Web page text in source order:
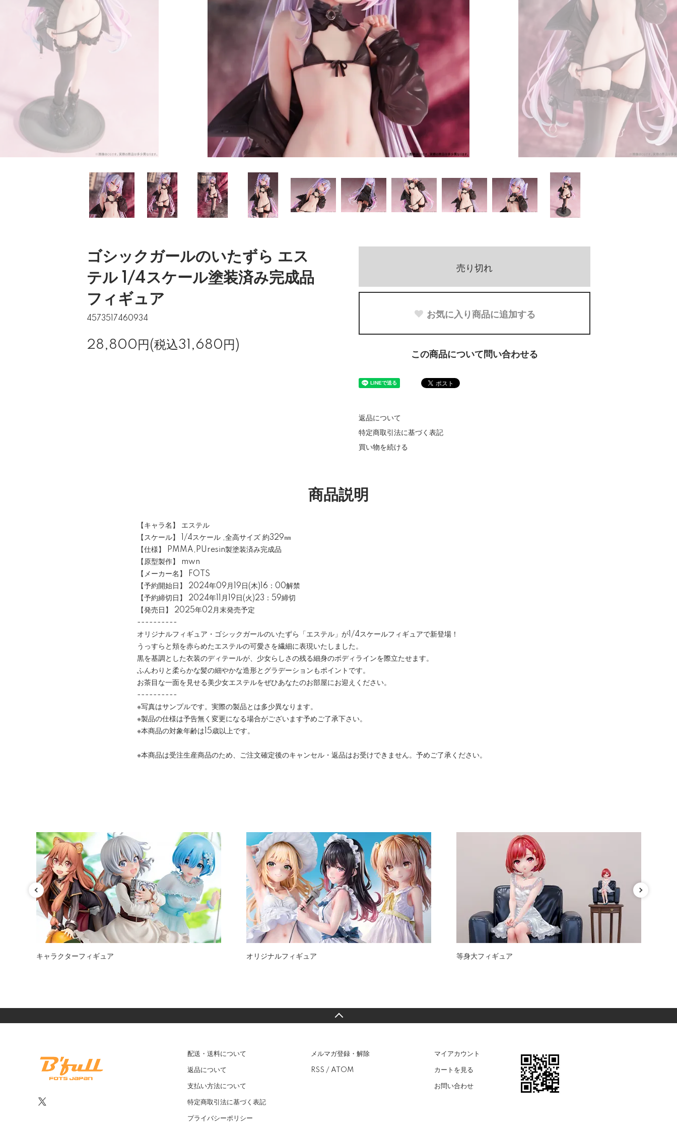
ゴシックガールのいたずら エス
テル 1/4スケール塗装済み完成品
フィギュア
4573517460934
28,800円(税込31,680円)
売り切れ
お気に入り商品に追加する
この商品について問い合わせる
返品について
特定商取引法に基づく表記
買い物を続ける
商品説明
【キャラ名】 エステル
【スケール】 1/4スケール ,全高サイズ 約329㎜
【仕様】 PMMA,PUresin製塗装済み完成品
【原型製作】 mwn
【メーカー名】 FOTS
【予約開始日】 2024年09月19日(木)16：00解禁
【予約締切日】 2024年11月19日(火)23：59締切
【発売日】 2025年02月末発売予定
----------
オリジナルフィギュア・ゴシックガールのいたずら「エステル」が1/4スケールフィギュアで新登場！
うっすらと頬を赤らめたエステルの可愛さを繊細に表現いたしました。
黒を基調とした衣装のディテールが、少女らしさの残る細身のボディラインを際立たせます。
ふんわりと柔らかな髪の細やかな造形とグラデーションもポイントです。
お茶目な一面を見せる美少女エステルをぜひあなたのお部屋にお迎えください。
----------
※写真はサンプルです。実際の製品とは多少異なります。
※製品の仕様は予告無く変更になる場合がございます予めご了承下さい。
※本商品の対象年齢は15歳以上です。
※本商品は受注生産商品のため、ご注文確定後のキャンセル・返品はお受けできません。予めご了承ください。
カテゴリ
キャラクターフィギュア オリジナルフィギュア 等身大フィギュア
配送・送料について
返品について
支払い方法について
特定商取引法に基づく表記
プライバシーポリシー
メルマガ登録・解除
RSS / ATOM
マイアカウント
カートを見る
お問い合わせ